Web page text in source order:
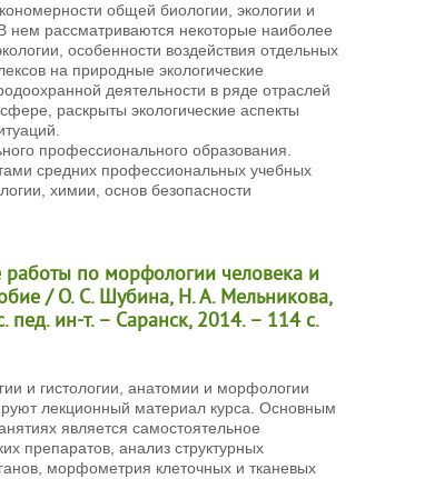
общей биологии, экологии и
нем рассматриваются некоторые наиболее
особенности воздействия отдельных
на природные экологические
деятельности в ряде отраслей
раскрыты экологические аспекты
профессионального образования.
средних профессиональных учебных
химии, основ безопасности
по морфологии человека и
/ О. С. Шубина, Н. А. Мельникова,
ин-т. – Саранск, 2014. – 114 с.
и гистологии, анатомии и морфологии
лекционный материал курса. Основным
является самостоятельное
препаратов, анализ структурных
морфометрия клеточных и тканевых